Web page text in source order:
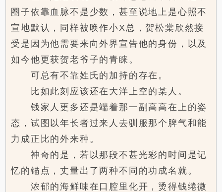
圈子依靠血脉不是少数，甚至说地上是心照不
宣地默认，同样被唤作小X总，贺松棠欣然接
受是因为他需要来向外界宣告他的身份，以及
如今他更获贺老爷子的青睐。
可总有不靠姓氏的加持的存在。
比如此刻应该还在大洋上空的某人。
钱家人更多还是端着那一副高高在上的姿
态，试图以年长者过来人去驯服那个脾气和能
力成正比的外来种。
神奇的是，若以那段不甚光彩的时间是记
忆的锚点，丈量出了两种不同的功成名就。
浓郁的海鲜味在口腔里化开，烫得钱绻微